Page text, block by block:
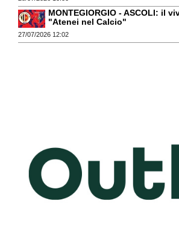
MONTEGIORGIO - ASCOLI: il
"Atenei nel Calcio"
27/07/2026 12:02